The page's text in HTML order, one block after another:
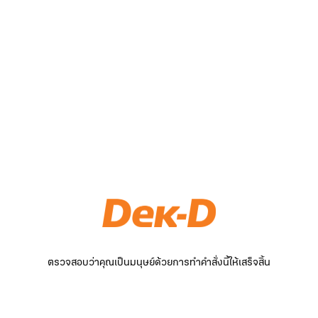
ตรวจสอบว่าคุณเป็นมนุษย์ด้วยการทำคำสั่งนี้ให้เสร็จสิ้น